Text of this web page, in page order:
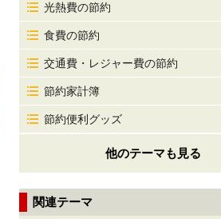
光熱費の節約
食費の節約
交通費・レジャー費の節約
節約家計簿
節約便利グッズ
他のテーマも見る
関連テーマ